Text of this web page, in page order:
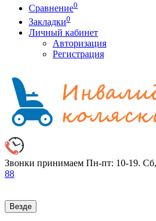
Сравнение0
Закладки0
Личный кабинет
Авторизация
Регистрация
Звонки принимаем Пн-пт: 10-19.
88
Везде